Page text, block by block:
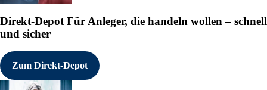
Direkt-Depot Für Anleger, die handeln wollen – schnell
und sicher
Zum Direkt-Depot